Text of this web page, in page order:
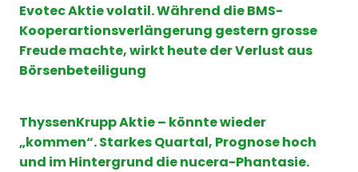
Evotec Aktie volatil. Während die BMS-
Kooperartionsverlängerung gestern grosse
Freude machte, wirkt heute der Verlust aus
Börsenbeteiligung
ThyssenKrupp Aktie – könnte wieder
„kommen“. Starkes Quartal, Prognose hoch
und im Hintergrund die nucera-Phantasie.